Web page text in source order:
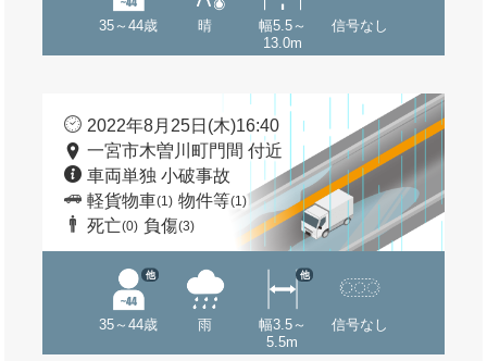
35～44歳 晴
幅5.5～
13.0m
信号なし
2022年8月25日(木)16:40
一宮市木曽川町門間 付近
車両単独 小破事故
軽貨物車(1) 物件等(1)
死亡(0) 負傷(3)
35～44歳
他
雨
幅3.5～
5.5m
他
信号なし